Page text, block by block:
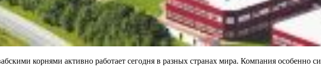
корнями активно работает сегодня в разных странах мира. Компания особенно